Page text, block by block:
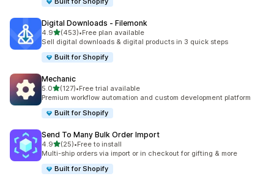
Digital Downloads ‑ Filemonk
4.9滿分 5 顆星
(453)
共有 453 則評價
•Free plan available
Sell digital downloads & digital products in 3 quick steps
Built for Shopify
Mechanic
5.0滿分 5 顆星
(127)
共有 127 則評價
•Free trial available
Premium workflow automation and custom development platform
Built for Shopify
Send To Many Bulk Order Import
4.9滿分 5 顆星
(25)
共有 25 則評價
•Free to install
Multi-ship orders via import or in checkout for gifting & more
Built for Shopify